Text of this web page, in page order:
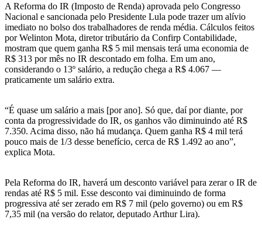
A Reforma do IR (Imposto de Renda) aprovada pelo Congresso
Nacional e sancionada pelo Presidente Lula pode trazer um alívio
imediato no bolso dos trabalhadores de renda média. Cálculos feitos
por Welinton Mota, diretor tributário da Confirp Contabilidade,
mostram que quem ganha R$ 5 mil mensais terá uma economia de
R$ 313 por mês no IR descontado em folha. Em um ano,
considerando o 13º salário, a redução chega a R$ 4.067 —
praticamente um salário extra.
“É quase um salário a mais [por ano]. Só que, daí por diante, por
conta da progressividade do IR, os ganhos vão diminuindo até R$
7.350. Acima disso, não há mudança. Quem ganha R$ 4 mil terá
pouco mais de 1/3 desse benefício, cerca de R$ 1.492 ao ano”,
explica Mota.
Pela Reforma do IR, haverá um desconto variável para zerar o IR de
rendas até R$ 5 mil. Esse desconto vai diminuindo de forma
progressiva até ser zerado em R$ 7 mil (pelo governo) ou em R$
7,35 mil (na versão do relator, deputado Arthur Lira).